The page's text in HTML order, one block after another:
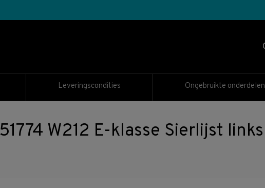
Leveringscondities Ongebruikte onderdelen
W212 E-klasse Sierlijst